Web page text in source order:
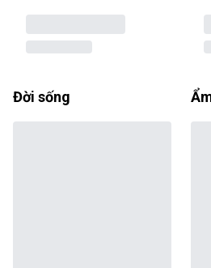
Đời sống